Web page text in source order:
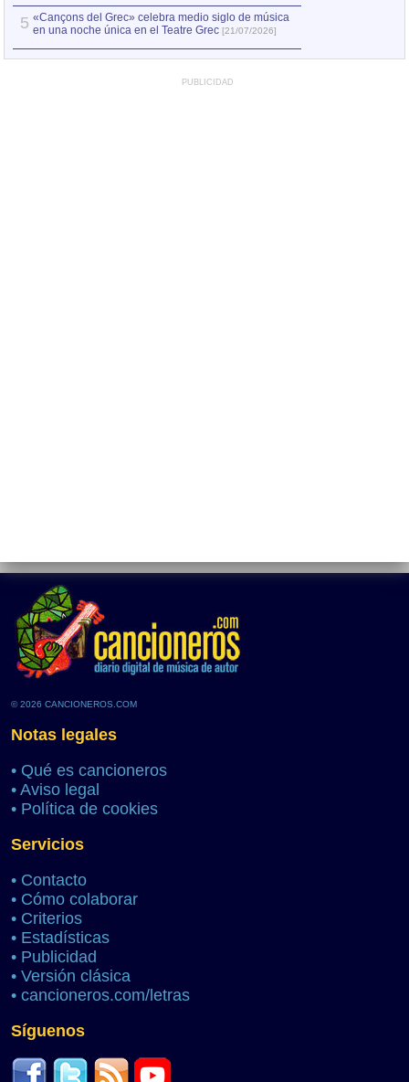
5 «Cançons del Grec» celebra medio siglo de música
en una noche única en el Teatre Grec [21/07/2026]
PUBLICIDAD
© 2026 CANCIONEROS.COM
Notas legales
• Qué es cancioneros
• Aviso legal
• Política de cookies
Servicios
• Contacto
• Cómo colaborar
• Criterios
• Estadísticas
• Publicidad
• Versión clásica
• cancioneros.com/letras
Síguenos